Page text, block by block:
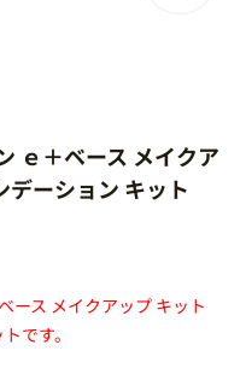
ｅ＋ベース メイクア
デーション キット
ース メイクアップ キット
です。